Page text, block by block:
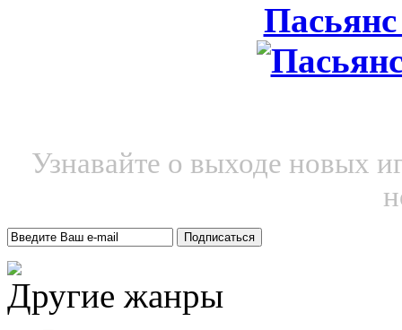
Узнавайте о выходе новых
Другие жанры